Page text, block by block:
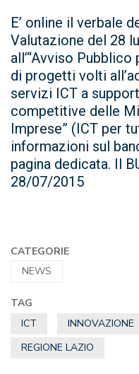
E’ online il verbale
Valutazione del 28
all’“Avviso
di progetti volti
servizi ICT a
competitive delle
Imprese” (ICT per
informazioni sul
pagina dedicata. Il
28/07/2015
CATEGORIE
NEWS
TAG
ICT
INNOVAZIONE
REGIONE LAZIO